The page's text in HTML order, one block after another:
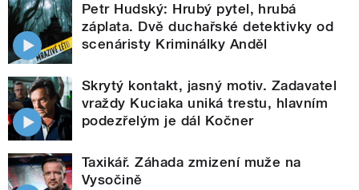
Petr Hudský: Hrubý pytel, hrubá
záplata. Dvě duchařské detektivky od
scenáristy Kriminálky Anděl
Skrytý kontakt, jasný motiv. Zadavatel
vraždy Kuciaka uniká trestu, hlavním
podezřelým je dál Kočner
Taxikář. Záhada zmizení muže na
Vysočině